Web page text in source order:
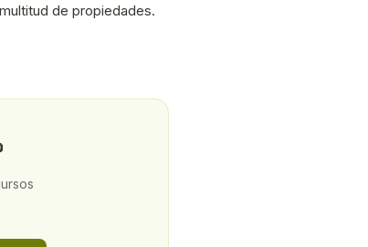
de propiedades.